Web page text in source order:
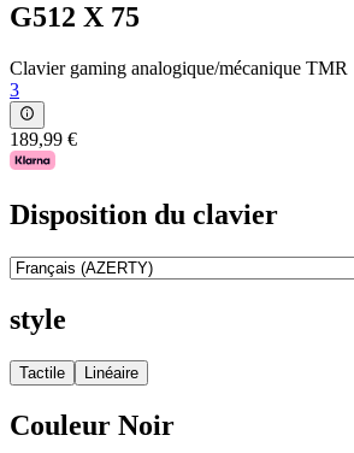
G512 X 75
Clavier gaming analogique/mécanique TMR
3
189,99 €
Disposition du clavier
style
Tactile Linéaire
Couleur Noir